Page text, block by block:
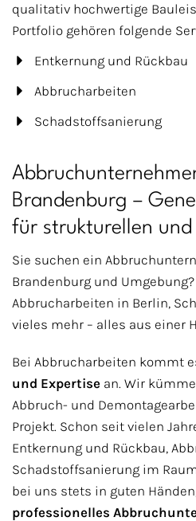
qualitativ hochwertige
Portfolio gehören folgende
Entkernung und Rückbau
Abbrucharbeiten
Schadstoffsanierung
Brandenburg –
für strukturellen und
Sie suchen ein
Brandenburg und
Abbrucharbeiten in Berlin,
vieles mehr – alles aus einer
Bei Abbrucharbeiten kommt
und Expertise an. Wir
Abbruch- und
Projekt. Schon seit vielen
Entkernung und Rückbau,
Schadstoffsanierung im
bei uns stets in guten
professionelles